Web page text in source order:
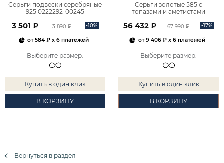
Серьги подвески серебряные
925 0222292-00245
3 501 ₽ 3 890 ₽ -10%
от584 ₽ x 6 платежей
Выберите размер:
Купить в один клик
В КОРЗИНУ
Серьги золотые 585 с
топазами и аметистами
56 432 ₽ 67 990 ₽ -17%
от9 406 ₽x 6 платежей
Выберите размер:
Купить в один клик
В КОРЗИНУ
Вернуться в раздел